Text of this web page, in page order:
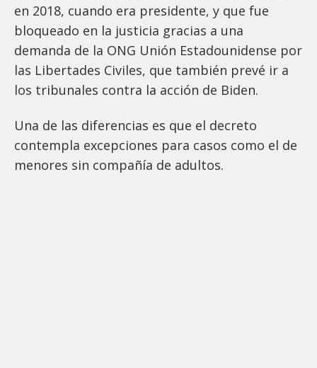
en 2018, cuando era presidente, y que fue
bloqueado en la justicia gracias a una
demanda de la ONG Unión Estadounidense por
las Libertades Civiles, que también prevé ir a
los tribunales contra la acción de Biden.
Una de las diferencias es que el decreto
contempla excepciones para casos como el de
menores sin compañía de adultos.